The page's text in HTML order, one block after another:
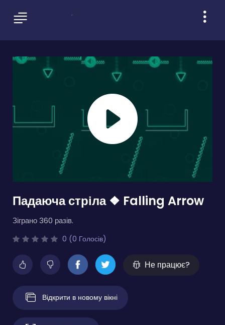
Падаюча стріла ❖ Falling Arrow
Зіграно 360 разів.
0 (0 Голосів)
Не працює?
Відкрити в новому вікні